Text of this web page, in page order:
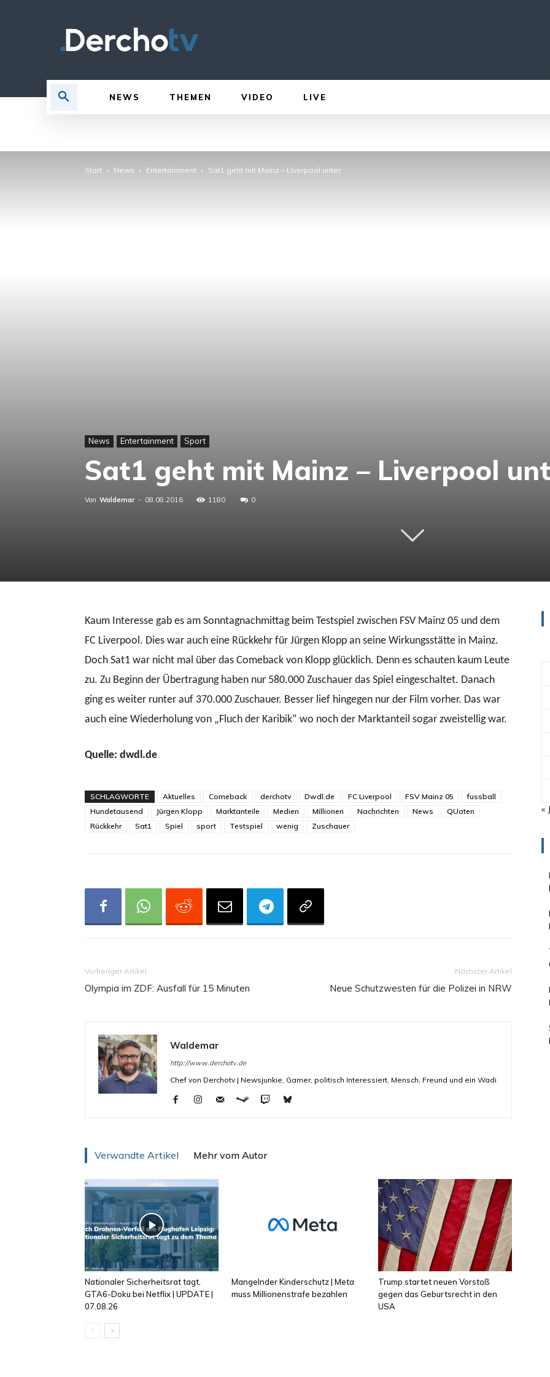
NEWS THEMEN VIDEO LIVE
Start News Entertainment Sat1 geht mit Mainz – Liverpool unter
News Entertainment Sport
Sat1 geht mit Mainz – Liverpool
Von Waldemar - 08.08.2016 1180 0
Kaum Interesse gab es am Sonntagnachmittag beim Testspiel zwischen FSV Mainz 05 und dem
FC Liverpool. Dies war auch eine Rückkehr für Jürgen Klopp an seine Wirkungsstätte in Mainz.
Doch Sat1 war nicht mal über das Comeback von Klopp glücklich. Denn es schauten kaum Leute
zu. Zu Beginn der Übertragung haben nur 580.000 Zuschauer das Spiel eingeschaltet. Danach
ging es weiter runter auf 370.000 Zuschauer. Besser lief hingegen nur der Film vorher. Das war
auch eine Wiederholung von „Fluch der Karibik“ wo noch der Marktanteil sogar zweistellig war.
Quelle: dwdl.de
SCHLAGWORTE Aktuelles Comeback derchotv Dwdl.de FC Liverpool FSV Mainz 05
fussball
Hundetausend
Jürgen Klopp Marktanteile Medien Millionen Nachrichten News
QUoten
Rückkehr
Sat1 Spiel sport Testspiel wenig Zuschauer
Vorheriger Artikel
Olympia im ZDF: Ausfall für 15 Minuten
Nächster Artikel
Neue Schutzwesten für die Polizei in NRW
Waldemar
http://www.derchotv.de
Chef von Derchotv | Newsjunkie, Gamer, politisch Interessiert, Mensch, Freund und ein Wadi
Verwandte Artikel Mehr vom Autor
Nationaler Sicherheitsrat tagt,
GTA6-Doku bei Netflix | UPDATE |
07.08.26
Mangelnder Kinderschutz | Meta
muss Millionenstrafe bezahlen
Trump startet neuen Vorstoß
gegen das Geburtsrecht in den
USA
«